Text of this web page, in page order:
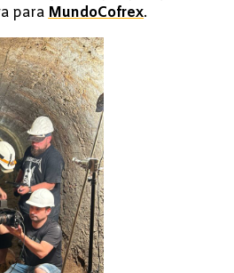
paraMundoCofrex.